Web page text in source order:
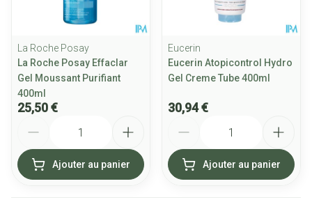
La Roche Posay
La Roche Posay Effaclar
Gel Moussant Purifiant
400ml
25,50 €
Ajouter au panier
Eucerin
Eucerin Atopicontrol Hydro
Gel Creme Tube 400ml
30,94 €
Ajouter au panier